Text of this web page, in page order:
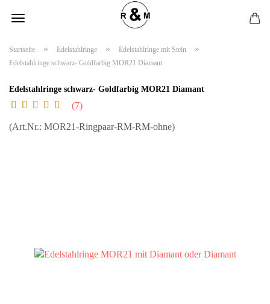
Startseite » Edelstahlringe » Edelstahlringe mit Stein »
Edelstahlringe schwarz- Goldfarbig MOR21 Diamant
Edelstahlringe schwarz- Goldfarbig MOR21 Diamant
7
(Art.Nr.: MOR21-Ringpaar-RM-RM-ohne)